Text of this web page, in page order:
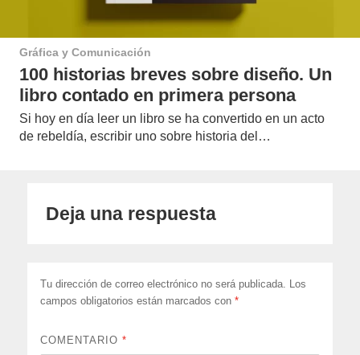
Gráfica y Comunicación
100 historias breves sobre diseño. Un
libro contado en primera persona
Si hoy en día leer un libro se ha convertido en un acto
de rebeldía, escribir uno sobre historia del…
Deja una respuesta
Tu dirección de correo electrónico no será publicada. Los
campos obligatorios están marcados con*
COMENTARIO*